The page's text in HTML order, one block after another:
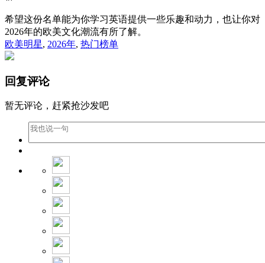
希望这份名单能为你学习英语提供一些乐趣和动力，也让你对
2026年的欧美文化潮流有所了解。
欧美明星, 2026年, 热门榜单
回复评论
暂无评论，赶紧抢沙发吧